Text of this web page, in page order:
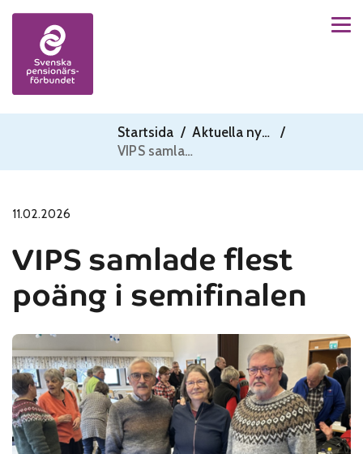
Skip to content
Startsida / Aktuella nyheter
/
VIPS samlade flest poäng i semifinalen
11.02.2026
VIPS samlade flest
poäng i semifinalen